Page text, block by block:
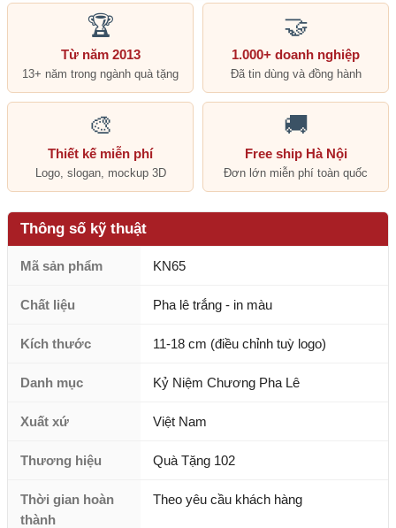
🏆
Từ năm 2013
13+ năm trong ngành quà tặng
🤝
1.000+ doanh nghiệp
Đã tin dùng và đồng hành
🎨
Thiết kế miễn phí
Logo, slogan, mockup 3D
🚚
Free ship Hà Nội
Đơn lớn miễn phí toàn quốc
Thông số kỹ thuật
Mã sản phẩm KN65
Chất liệu Pha lê trắng - in màu
Kích thước 11-18 cm (điều chỉnh tuỳ logo)
Danh mục Kỷ Niệm Chương Pha Lê
Xuất xứ Việt Nam
Thương hiệu Quà Tặng 102
Thời gian hoàn
thành
Theo yêu cầu khách hàng